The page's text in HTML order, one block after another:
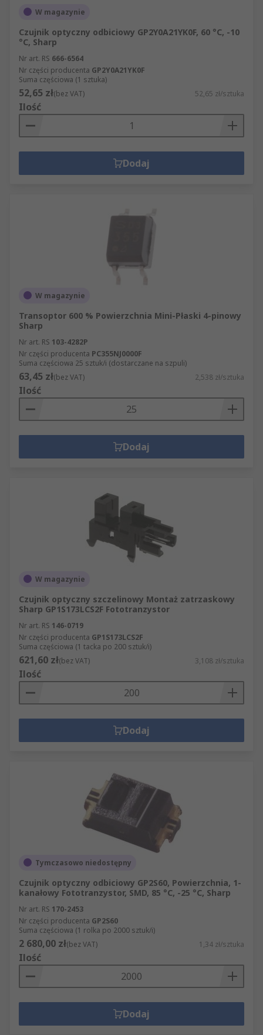
W magazynie
Czujnik optyczny odbiciowy GP2Y0A21YK0F, 60 °C, -10
°C, Sharp
Nr art. RS 666-6564
Nr części producenta GP2Y0A21YK0F
Suma częściowa (1 sztuka)
52,65 zł(bez VAT) 52,65 zł/sztuka
Ilość
Dodaj
W magazynie
Transoptor 600 % Powierzchnia Mini-Płaski 4-pinowy
Sharp
Nr art. RS 103-4282P
Nr części producenta PC355NJ0000F
Suma częściowa 25 sztuk/i (dostarczane na szpuli)
63,45 zł(bez VAT) 2,538 zł/sztuka
Ilość
Dodaj
W magazynie
Czujnik optyczny szczelinowy Montaż zatrzaskowy
Sharp GP1S173LCS2F Fototranzystor
Nr art. RS 146-0719
Nr części producenta GP1S173LCS2F
Suma częściowa (1 tacka po 200 sztuk/i)
621,60 zł(bez VAT) 3,108 zł/sztuka
Ilość
Dodaj
Tymczasowo niedostępny
Czujnik optyczny odbiciowy GP2S60, Powierzchnia, 1-
kanałowy Fototranzystor, SMD, 85 °C, -25 °C, Sharp
Nr art. RS 170-2453
Nr części producenta GP2S60
Suma częściowa (1 rolka po 2000 sztuk/i)
2 680,00 zł(bez VAT) 1,34 zł/sztuka
Ilość
Dodaj